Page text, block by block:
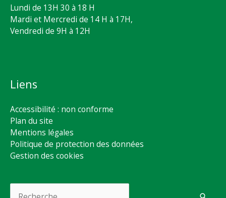
Lundi de 13H 30 à 18 H
Mardi et Mercredi de 14 H à 17H,
Vendredi de 9H à 12H
Liens
Accessibilité : non conforme
Plan du site
Mentions légales
Politique de protection des données
Gestion des cookies